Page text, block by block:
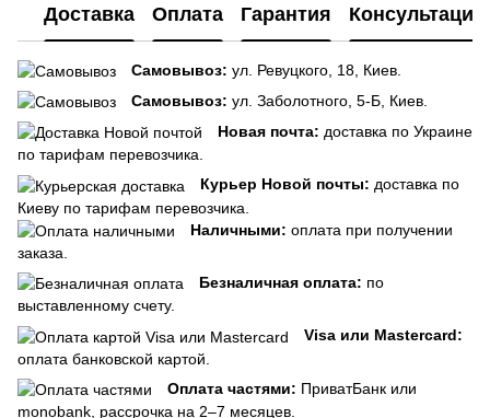
Доставка Оплата Гарантия Консультация
Самовывоз: ул. Ревуцкого, 18, Киев.
Самовывоз: ул. Заболотного, 5-Б, Киев.
Новая почта: доставка по Украине
по тарифам перевозчика.
Курьер Новой почты: доставка по
Киеву по тарифам перевозчика.
Наличными: оплата при получении
заказа.
Безналичная оплата: по
выставленному счету.
Visa или Mastercard:
оплата банковской картой.
Оплата частями: ПриватБанк или
monobank, рассрочка на 2–7 месяцев.